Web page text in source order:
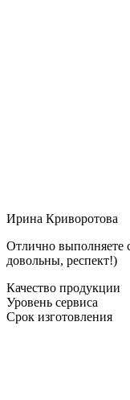
Ирина Криворотова
Отлично выполняете
довольны, респект!)
Качество продукции
Уровень сервиса
Срок изготовления